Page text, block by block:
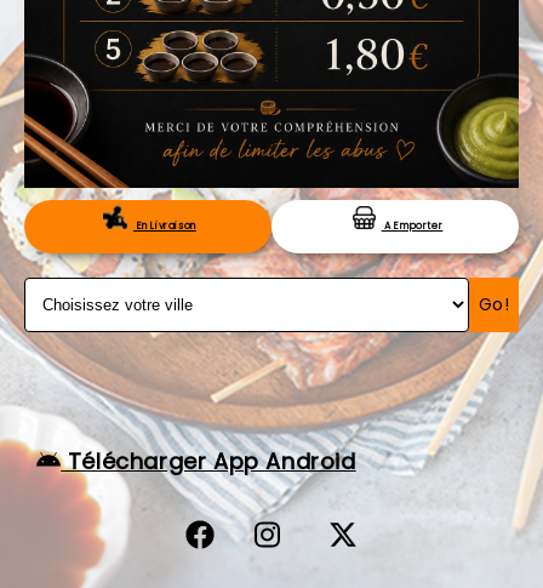
NOTRE RESTAURANT
VOS AVIS
MENTIONS LÉGALES
C.G.V
RÉSERVATIONEn Livraison A Emporter
Go!
Télécharger App Android